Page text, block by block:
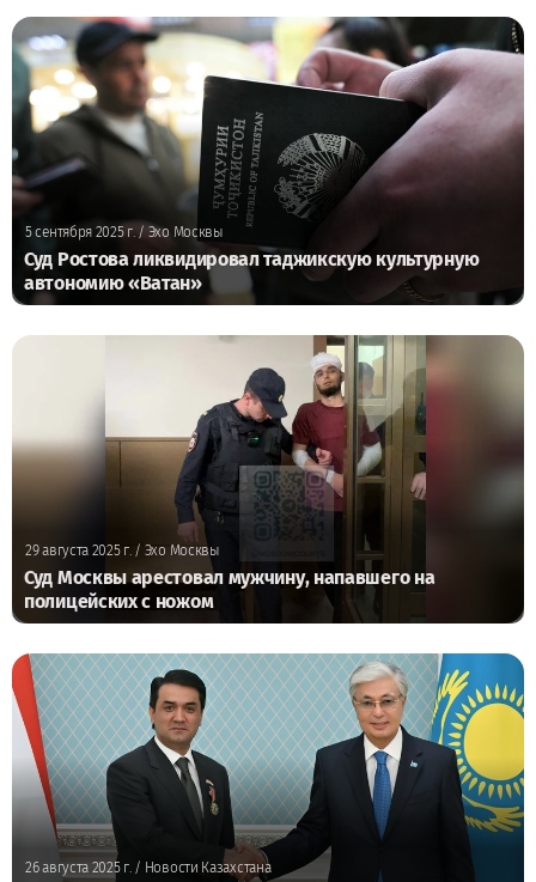
5 сентября 2025 г./ Эхо Москвы
Суд Ростова ликвидировал таджикскую культурную
автономию «Ватан»
29 августа 2025 г. / Эхо Москвы
Суд Москвы арестовал мужчину, напавшего на
полицейских с ножом
26 августа 2025 г./ Новости Казахстана